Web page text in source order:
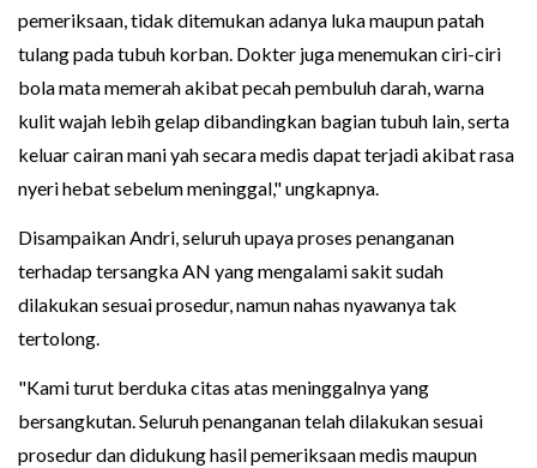
pemeriksaan, tidak ditemukan adanya luka maupun patah
tulang pada tubuh korban. Dokter juga menemukan ciri-ciri
bola mata memerah akibat pecah pembuluh darah, warna
kulit wajah lebih gelap dibandingkan bagian tubuh lain, serta
keluar cairan mani yah secara medis dapat terjadi akibat rasa
nyeri hebat sebelum meninggal," ungkapnya.
Disampaikan Andri, seluruh upaya proses penanganan
terhadap tersangka AN yang mengalami sakit sudah
dilakukan sesuai prosedur, namun nahas nyawanya tak
tertolong.
"Kami turut berduka citas atas meninggalnya yang
bersangkutan. Seluruh penanganan telah dilakukan sesuai
prosedur dan didukung hasil pemeriksaan medis maupun